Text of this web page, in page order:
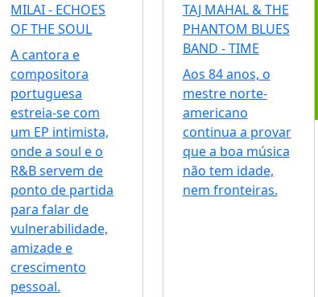
MILAI - ECHOES
OF THE SOUL
A cantora e
compositora
portuguesa
estreia-se com
um EP intimista,
onde a soul e o
R&B servem de
ponto de partida
para falar de
vulnerabilidade,
amizade e
crescimento
pessoal.
TAJ MAHAL & THE
PHANTOM BLUES
BAND - TIME
Aos 84 anos, o
mestre norte-
americano
continua a provar
que a boa música
não tem idade,
nem fronteiras.